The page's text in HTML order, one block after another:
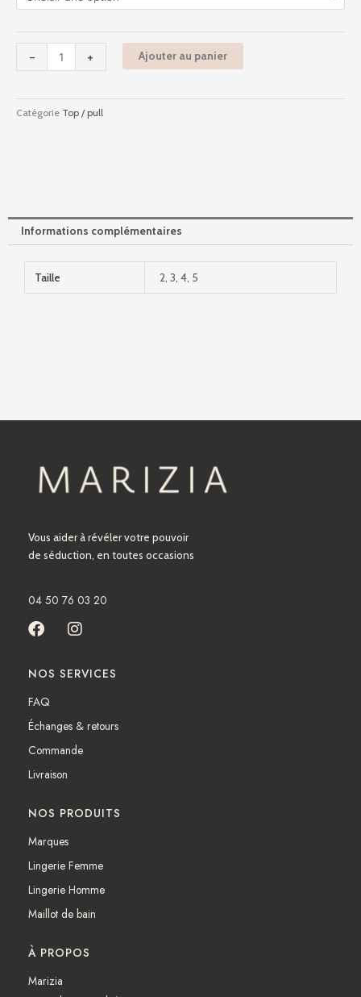
-
-
-
+ Ajouter au panier
Catégorie Top / pull
Informations complémentaires
Taille 2, 3, 4, 5
Vous aider à révéler votre pouvoir
de séduction, en toutes occasions
04 50 76 03 20
F
c
e
b
o
k
I
s
t
r
a
NOS SERVICES
FAQ
Échanges & retours
Commande
Livraison
NOS PRODUITS
Marques
Lingerie Femme
Lingerie Homme
Maillot de bain
À PROPOS
Marizia